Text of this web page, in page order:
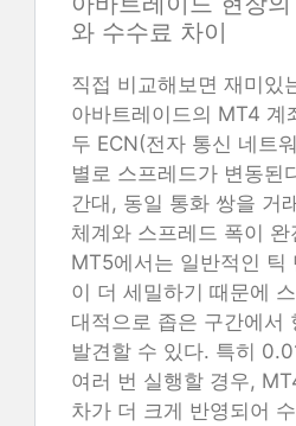
와 수수료 차이
직접 비교해보면 재미있
아바트레이드의 MT4 계
두 ECN(전자 통신 네트
별로 스프레드가 변동된
간대, 동일 통화 쌍을 거
체계와 스프레드 폭이
MT5에서는 일반적인 틱
이 더 세밀하기 때문에
대적으로 좁은 구간에서
발견할 수 있다. 특히
여러 번 실행할 경우,
차가 더 크게 반영되어